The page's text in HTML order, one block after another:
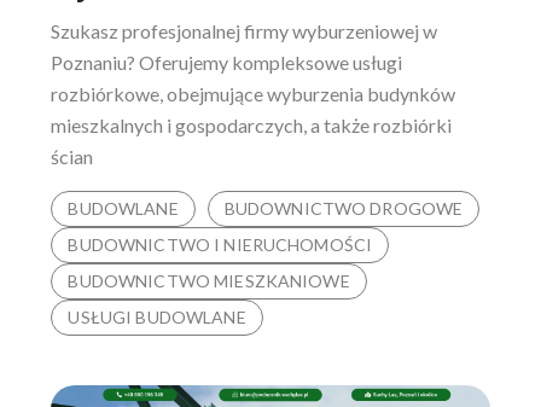
Szukasz profesjonalnej firmy wyburzeniowej w
Poznaniu? Oferujemy kompleksowe usługi
rozbiórkowe, obejmujące wyburzenia budynków
mieszkalnych i gospodarczych, a także rozbiórki
ścian
BUDOWLANE
BUDOWNICTWO DROGOWE
BUDOWNICTWO I NIERUCHOMOŚCI
BUDOWNICTWO MIESZKANIOWE
USŁUGI BUDOWLANE